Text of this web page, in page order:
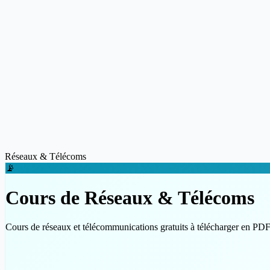
Réseaux & Télécoms
📡
Cours de Réseaux & Télécoms
Cours de réseaux et télécommunications gratuits à télécharger en PDF